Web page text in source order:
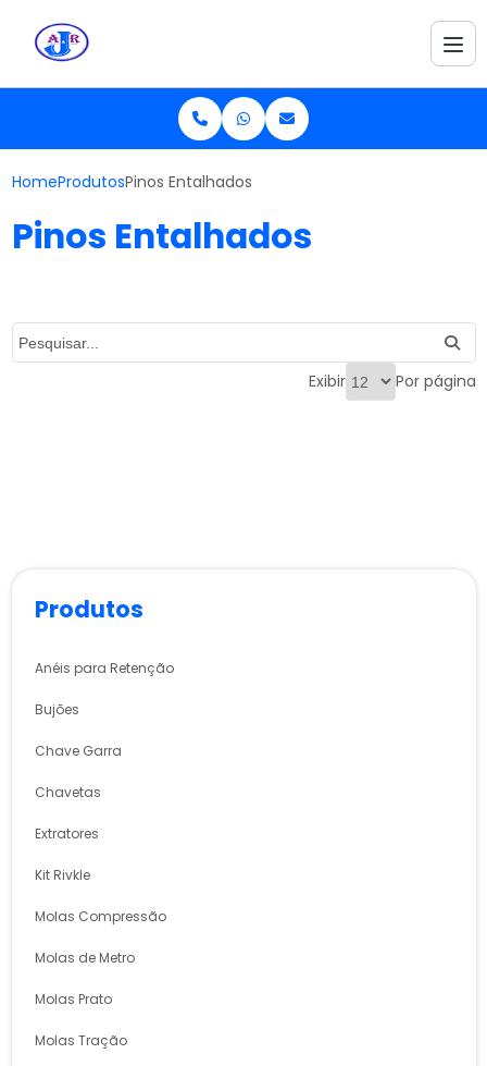
HomeProdutosPinos Entalhados
Pinos Entalhados
Exibir Por página
Produtos
Anéis para Retenção
Bujões
Chave Garra
Chavetas
Extratores
Kit Rivkle
Molas Compressão
Molas de Metro
Molas Prato
Molas Tração